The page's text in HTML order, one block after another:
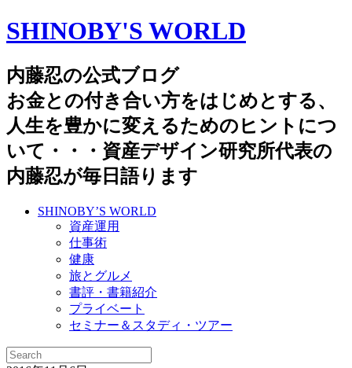
SHINOBY'S WORLD
内藤忍の公式ブログ
お金との付き合い方をはじめとする、
人生を豊かに変えるためのヒントにつ
いて・・・資産デザイン研究所代表の
内藤忍が毎日語ります
SHINOBY’S WORLD
資産運用
仕事術
健康
旅とグルメ
書評・書籍紹介
プライベート
セミナー＆スタディ・ツアー